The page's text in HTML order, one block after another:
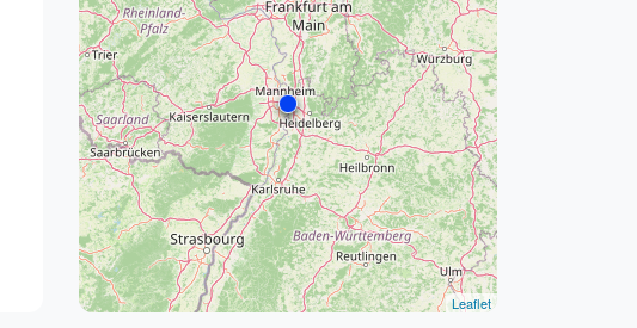
Leipzig
Dortmund
Essen
Leaflet